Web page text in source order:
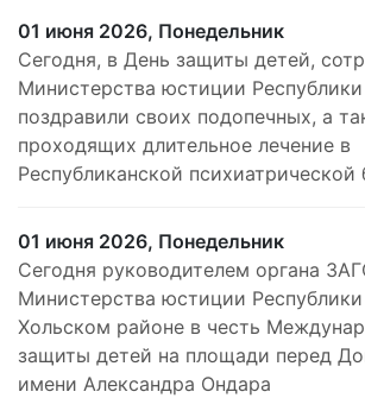
01 июня 2026, Понедельник
Сегодня, в День защиты детей,
Министерства юстиции
поздравили своих подопечных, а
проходящих длительное лечение в
Республиканской психиатрической
01 июня 2026, Понедельник
Сегодня руководителем органа
Министерства юстиции
Хольском районе в честь
защиты детей на площади перед
имени Александра Ондара